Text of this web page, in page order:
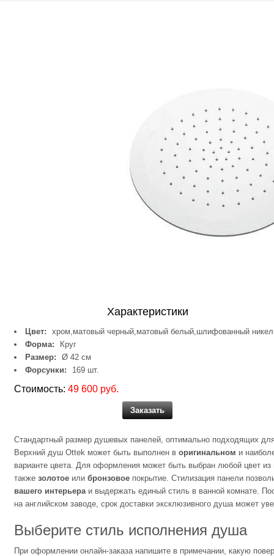
Характеристики
Цвет:
хром,матовый черный,матовый белый,шлифованный
Форма:
Круг
Размер:
Ø 42 см
Форсунки:
169 шт.
Стоимость: 49 600 руб.
Заказать
Стандартный размер душевых панелей, оптимально подходящих
Верхний душ Ottek может быть выполнен в оригинальном и
варианте цвета. Для оформления может быть выбран любой цвет из
также золотое или бронзовое покрытие. Стилизация панели
вашего интерьера и выдержать единый стиль в ванной комнате.
на английском заводе, срок доставки эксклюзивного душа может
Выберите стиль исполнения душа
При оформлении онлайн-заказа напишите в примечании, какую